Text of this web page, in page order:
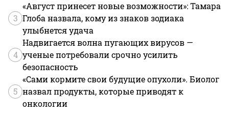
3
«Август принесет новые возможности»: Тамара
Глоба назвала, кому из знаков зодиака
улыбнется удача
4
Надвигается волна пугающих вирусов —
ученые потребовали срочно усилить
безопасность
5
«Сами кормите свои будущие опухоли». Биолог
назвал продукты, которые приводят к
онкологии